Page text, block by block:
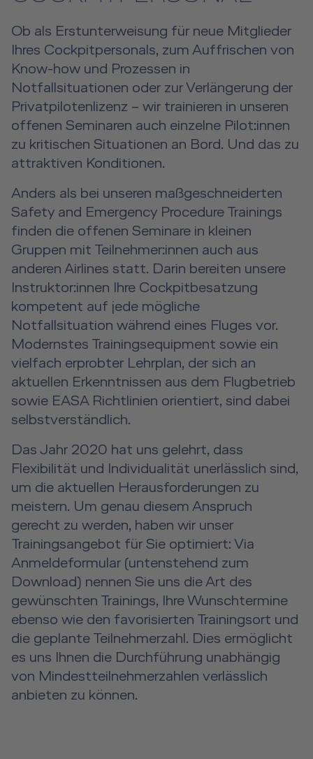
Privatpersonen
Aviation Training Consulting
Human Factors Academy
Flugangstseminar
Für Geschäfts- & Privatkunden
Für Geschäfts- & Privatkunden Übersicht
Simulatorflüge
Event Locations
Workshop Locations
A2B Business Training
Aircraft Tool Rental
Doctor on Board
Ob als Erstunterweisung für neue Mitglieder
Ihres Cockpitpersonals, zum Auffrischen von
Know-how und Prozessen in
Notfallsituationen oder zur Verlängerung der
Privatpilotenlizenz – wir trainieren in unseren
offenen Seminaren auch einzelne Pilot:innen
zu kritischen Situationen an Bord. Und das zu
attraktiven Konditionen.
Anders als bei unseren maßgeschneiderten
Safety and Emergency Procedure Trainings
finden die offenen Seminare in kleinen
Gruppen mit Teilnehmer:innen auch aus
anderen Airlines statt. Darin bereiten unsere
Instruktor:innen Ihre Cockpitbesatzung
kompetent auf jede mögliche
Notfallsituation während eines Fluges vor.
Modernstes Trainingsequipment sowie ein
vielfach erprobter Lehrplan, der sich an
aktuellen Erkenntnissen aus dem Flugbetrieb
sowie EASA Richtlinien orientiert, sind dabei
selbstverständlich.
Das Jahr 2020 hat uns gelehrt, dass
Flexibilität und Individualität unerlässlich sind,
um die aktuellen Herausforderungen zu
meistern. Um genau diesem Anspruch
gerecht zu werden, haben wir unser
Trainingsangebot für Sie optimiert: Via
Anmeldeformular (untenstehend zum
Download) nennen Sie uns die Art des
gewünschten Trainings, Ihre Wunschtermine
ebenso wie den favorisierten Trainingsort und
die geplante Teilnehmerzahl. Dies ermöglicht
es uns Ihnen die Durchführung unabhängig
von Mindestteilnehmerzahlen verlässlich
anbieten zu können.